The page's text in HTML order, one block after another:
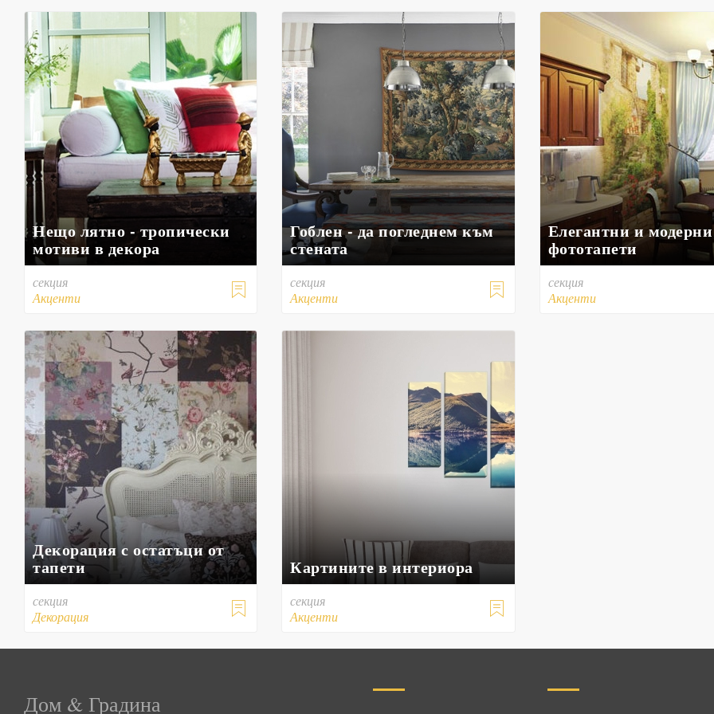
Нещо лятно - тропически
мотиви в декора

секция
Акценти
Гоблен - да погледнем към
стената

секция
Акценти
Елегантни и модерни
фототапети
секция
Акценти
Декорация с остатъци от
тапети

секция
Декорация
Картините в интериора

секция
Акценти
Дом & Градина